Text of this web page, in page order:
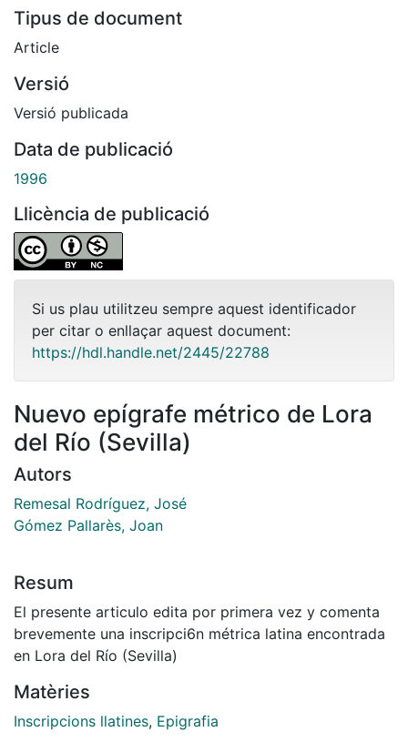
Tipus de document
Article
Versió
Versió publicada
Data de publicació
1996
Llicència de publicació
Si us plau utilitzeu sempre aquest identificador
per citar o enllaçar aquest document:
https://hdl.handle.net/2445/22788
Nuevo epígrafe métrico de Lora
del Río (Sevilla)
Autors
Remesal Rodríguez, José
Gómez Pallarès, Joan
Resum
El presente articulo edita por primera vez y comenta
brevemente una inscripci6n métrica latina encontrada
en Lora del Río (Sevilla)
Matèries
Inscripcions llatines, Epigrafia